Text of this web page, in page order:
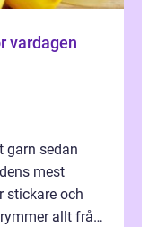
vardagen
garn sedan
mest
stickare och
allt från